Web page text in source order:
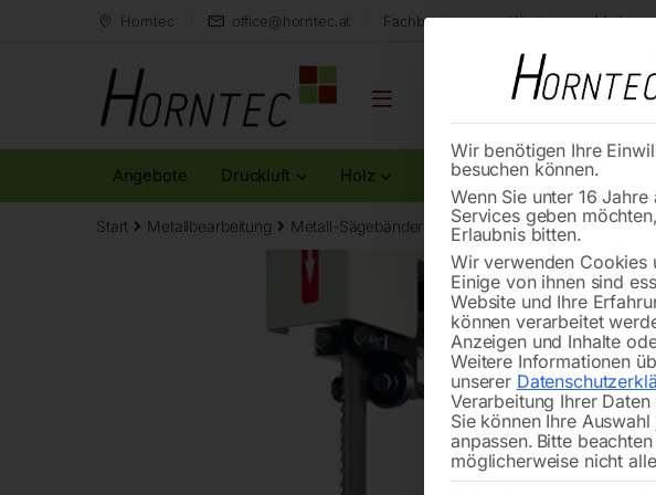
Horntec office@horntec.at Fachberatung aus Kärnten
Angebote Druckluft Holz Metall Reinigung
Start Metallbearbeitung Metall-Sägebänder Bandsägeblatt BI-METALL
🔍
Wir benötigen Ihre
besuchen können.
Wenn Sie unter 16
Services geben
Erlaubnis bitten.
Wir verwenden Cookies
Einige von ihnen sind
Website und Ihre
können verarbeitet
Anzeigen und Inhalte
Weitere Informationen
unserer
Verarbeitung Ihrer
Sie können Ihre
anpassen. Bitte
möglicherweise nicht